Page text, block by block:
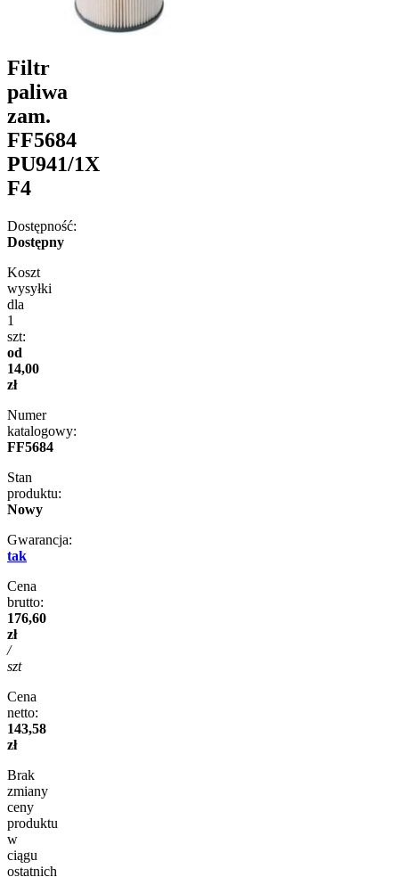
Filtr
paliwa
zam.
FF5684
PU941/1X
F4
Dostępność:
Dostępny
Koszt
wysyłki
dla
1
szt:
od
14,00
zł
Numer
katalogowy:
FF5684
Stan
produktu:
Nowy
Gwarancja:
tak
Cena
brutto:
176,60
zł
/
szt
Cena
netto:
143,58
zł
Brak
zmiany
ceny
produktu
w
ciągu
ostatnich